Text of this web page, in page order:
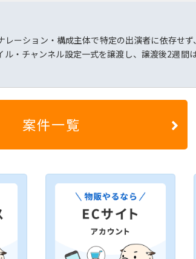
ーション・構成主体で特定の出演者に依存せ
・チャンネル設定一式を譲渡し、譲渡後2週間
案件一覧